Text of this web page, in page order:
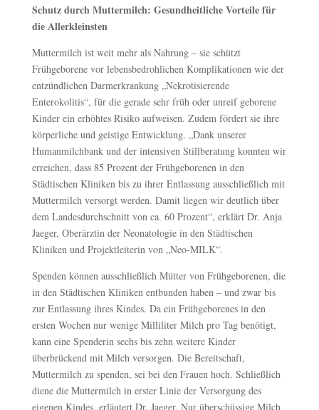
Schutz durch Muttermilch: Gesundheitliche Vorteile für
die Allerkleinsten
Muttermilch ist weit mehr als Nahrung – sie schützt
Frühgeborene vor lebensbedrohlichen Komplikationen wie der
entzündlichen Darmerkrankung „Nekrotisierende
Enterokolitis“, für die gerade sehr früh oder unreif geborene
Kinder ein erhöhtes Risiko aufweisen. Zudem fördert sie ihre
körperliche und geistige Entwicklung. „Dank unserer
Humanmilchbank und der intensiven Stillberatung konnten wir
erreichen, dass 85 Prozent der Frühgeborenen in den
Städtischen Kliniken bis zu ihrer Entlassung ausschließlich mit
Muttermilch versorgt werden. Damit liegen wir deutlich über
dem Landesdurchschnitt von ca. 60 Prozent“, erklärt Dr. Anja
Jaeger, Oberärztin der Neonatologie in den Städtischen
Kliniken und Projektleiterin von „Neo-MILK“.
Spenden können ausschließlich Mütter von Frühgeborenen, die
in den Städtischen Kliniken entbunden haben – und zwar bis
zur Entlassung ihres Kindes. Da ein Frühgeborenes in den
ersten Wochen nur wenige Milliliter Milch pro Tag benötigt,
kann eine Spenderin sechs bis zehn weitere Kinder
überbrückend mit Milch versorgen. Die Bereitschaft,
Muttermilch zu spenden, sei bei den Frauen hoch. Schließlich
diene die Muttermilch in erster Linie der Versorgung des
eigenen Kindes, erläutert Dr. Jaeger. Nur überschüssige Milch